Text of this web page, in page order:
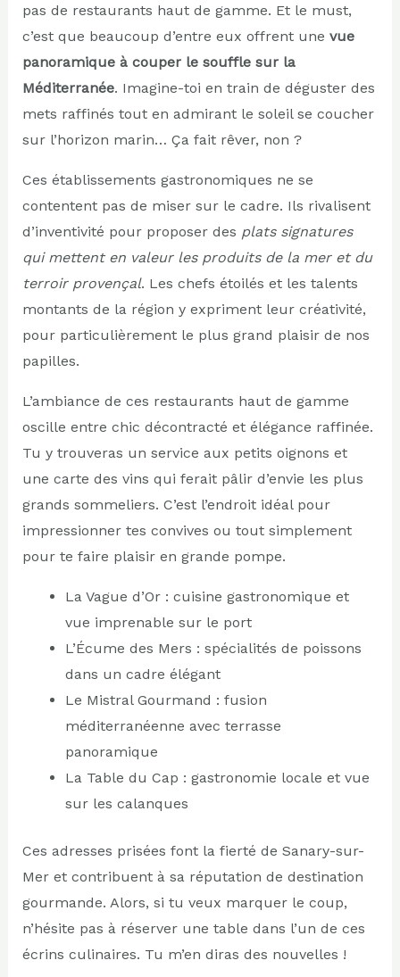
pas de restaurants haut de gamme. Et le must,
c’est que beaucoup d’entre eux offrent une vue
panoramique à couper le souffle sur la
Méditerranée. Imagine-toi en train de déguster des
mets raffinés tout en admirant le soleil se coucher
sur l’horizon marin… Ça fait rêver, non ?
Ces établissements gastronomiques ne se
contentent pas de miser sur le cadre. Ils rivalisent
d’inventivité pour proposer des plats signatures
qui mettent en valeur les produits de la mer et du
terroir provençal. Les chefs étoilés et les talents
montants de la région y expriment leur créativité,
pour particulièrement le plus grand plaisir de nos
papilles.
L’ambiance de ces restaurants haut de gamme
oscille entre chic décontracté et élégance raffinée.
Tu y trouveras un service aux petits oignons et
une carte des vins qui ferait pâlir d’envie les plus
grands sommeliers. C’est l’endroit idéal pour
impressionner tes convives ou tout simplement
pour te faire plaisir en grande pompe.
La Vague d’Or : cuisine gastronomique et
vue imprenable sur le port
L’Écume des Mers : spécialités de poissons
dans un cadre élégant
Le Mistral Gourmand : fusion
méditerranéenne avec terrasse
panoramique
La Table du Cap : gastronomie locale et vue
sur les calanques
Ces adresses prisées font la fierté de Sanary-sur-
Mer et contribuent à sa réputation de destination
gourmande. Alors, si tu veux marquer le coup,
n’hésite pas à réserver une table dans l’un de ces
écrins culinaires. Tu m’en diras des nouvelles !